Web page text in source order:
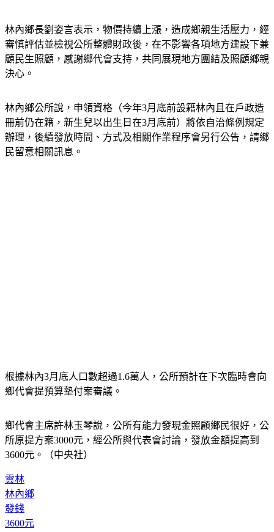
林內鄉長劉姿言表示，物價持續上漲，造成鄉親生活壓力，經
審慎評估並檢視公所整體財政後，在不影響各項地方建設下兼
顧民生照顧，感謝鄉代會支持，共同展現地方團結及照顧鄉親
決心。
林內鄉公所說，申領資格（今年3月底前設籍林內且在戶政造
冊前仍在籍，新生兒以出生日在3月底前）將依自治條例規定
辦理，後續發放時間、方式及相關作業程序會另行公告，請鄉
民留意相關訊息。
根據林內3月底人口數超過1.6萬人，公所預計在下次臨時會向
鄉代會提預算墊付案審議。
鄉代會主席許林玉琴說，公所有能力發現金照顧鄉民很好，公
所原提方案3000元，經公所與代表會討論，發放金額提高到
3600元。（中央社）
雲林
林內鄉
發錢
3600元